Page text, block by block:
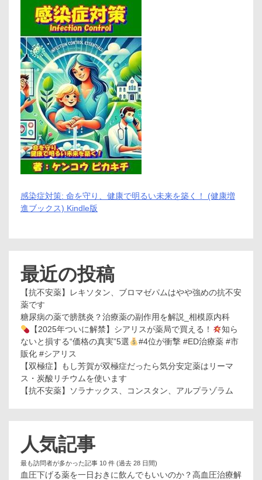
感染症対策: 命を守り、健康で明るい未来を築く！ (健康増
進ブックス) Kindle版
最近の投稿
【抗不安薬】レキソタン、ブロマゼパムはやや強めの抗不安
薬です
糖尿病の薬で膀胱炎？治療薬の副作用を解説_相模原内科
【2025年ついに解禁】シアリスが薬局で買える！
知ら
ないと損する“価格の真実”5選
#4位が衝撃 #ED治療薬 #市
販化 #シアリス
【双極症】もし芳賀が双極症だったら気分安定薬はリーマ
ス・炭酸リチウムを使います
【抗不安薬】ソラナックス、コンスタン、アルプラゾラム
人気記事
最も訪問者が多かった記事 10 件 (過去 28 日間)
血圧下げる薬を一日おきに飲んでもいいのか？高血圧治療解